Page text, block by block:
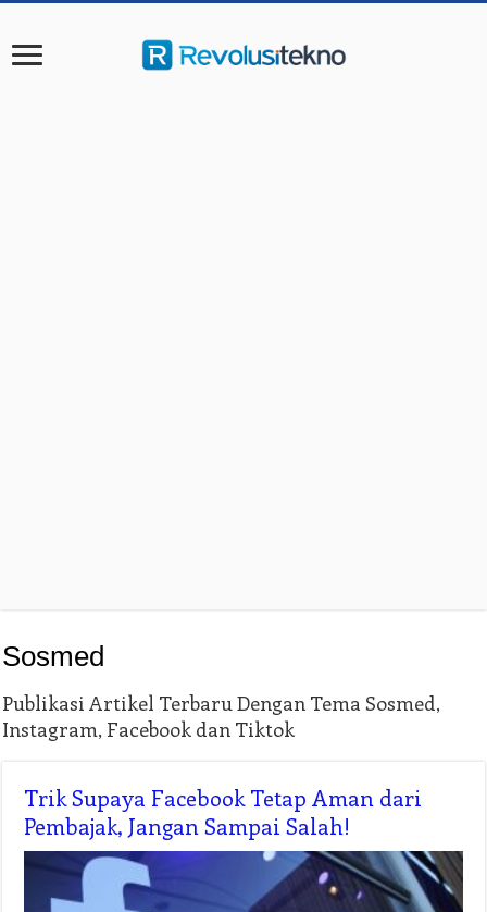
Sosmed
Publikasi Artikel Terbaru Dengan Tema Sosmed,
Instagram, Facebook dan Tiktok
Trik Supaya Facebook Tetap Aman dari
Pembajak, Jangan Sampai Salah!